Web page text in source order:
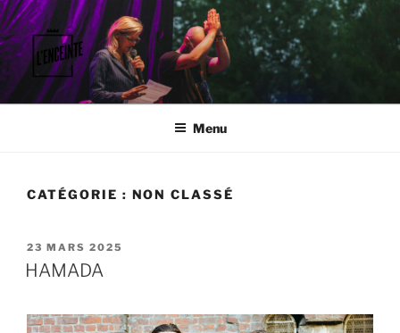
Aller
au
contenu
principal
L'ENCEINTE
Faisons vibrer le territoire.
Menu
CATÉGORIE : NON CLASSÉ
PUBLIÉ
LE
23 MARS 2025
HAMADA